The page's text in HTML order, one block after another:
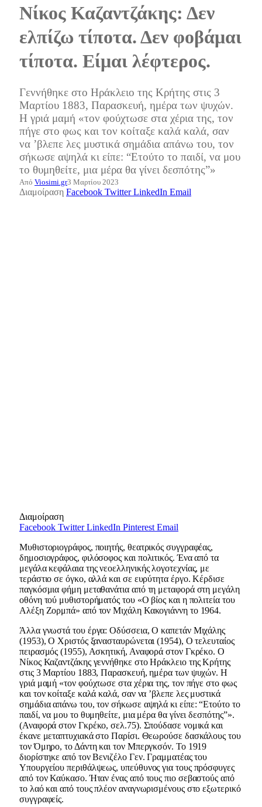
Νίκος Καζαντζάκης: Δεν
ελπίζω τίποτα. Δεν φοβάμαι
τίποτα. Είμαι λέφτερος.
Γεννήθηκε στο Ηράκλειο της Κρήτης στις 3
Μαρτίου 1883, Παρασκευή, ημέρα των ψυχών.
Η γριά μαμή «τον φούχτωσε στα χέρια της, τον
πήγε στο φως και τον κοίταξε καλά καλά, σαν
να ’βλεπε λες μυστικά σημάδια απάνω του, τον
σήκωσε αψηλά κι είπε: “Ετούτο το παιδί, να μου
το θυμηθείτε, μια μέρα θα γίνει δεσπότης”»
Από Viosimi.gr3 Μαρτίου 2023
Διαμοίραση Facebook Twitter LinkedIn Email
Διαμοίραση
Facebook Twitter LinkedIn Pinterest Email
Μυθιστοριογράφος, ποιητής, θεατρικός συγγραφέας,
δημοσιογράφος, φιλόσοφος και πολιτικός. Ένα από τα
μεγάλα κεφάλαια της νεοελληνικής λογοτεχνίας, με
τεράστιο σε όγκο, αλλά και σε ευρύτητα έργο. Κέρδισε
παγκόσμια φήμη μεταθανάτια από τη μεταφορά στη μεγάλη
οθόνη τού μυθιστορήματός του «Ο βίος και η πολιτεία του
Αλέξη Ζορμπά» από τον Μιχάλη Κακογιάννη το 1964.
Άλλα γνωστά του έργα: Οδύσσεια, Ο καπετάν Μιχάλης
(1953), Ο Χριστός ξανασταυρώνεται (1954), Ο τελευταίος
πειρασμός (1955), Ασκητική, Αναφορά στον Γκρέκο. Ο
Νίκος Καζαντζάκης γεννήθηκε στο Ηράκλειο της Κρήτης
στις 3 Μαρτίου 1883, Παρασκευή, ημέρα των ψυχών. Η
γριά μαμή «τον φούχτωσε στα χέρια της, τον πήγε στο φως
και τον κοίταξε καλά καλά, σαν να ’βλεπε λες μυστικά
σημάδια απάνω του, τον σήκωσε αψηλά κι είπε: “Ετούτο το
παιδί, να μου το θυμηθείτε, μια μέρα θα γίνει δεσπότης”».
(Αναφορά στον Γκρέκο, σελ.75). Σπούδασε νομικά και
έκανε μεταπτυχιακά στο Παρίσι. Θεωρούσε δασκάλους του
τον Όμηρο, το Δάντη και τον Μπεργκσόν. Το 1919
διορίστηκε από τον Βενιζέλο Γεν. Γραμματέας του
Υπουργείου περιθάλψεως, υπεύθυνος για τους πρόσφυγες
από τον Καύκασο. Ήταν ένας από τους πιο σεβαστούς από
το λαό και από τους πλέον αναγνωρισμένους στο εξωτερικό
συγγραφείς.